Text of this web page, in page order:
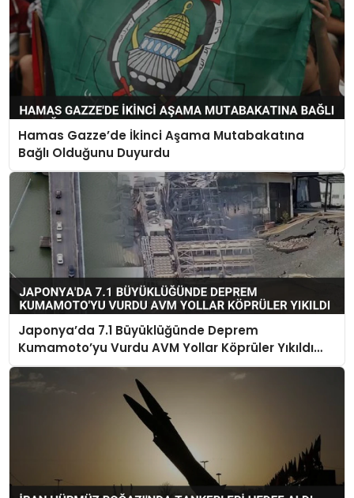
Hamas Gazze’de İkinci Aşama Mutabakatına
Bağlı Olduğunu Duyurdu
Japonya’da 7.1 Büyüklüğünde Deprem
Kumamoto’yu Vurdu AVM Yollar Köprüler Yıkıldı
Çok Sayıda Can Kaybı Var